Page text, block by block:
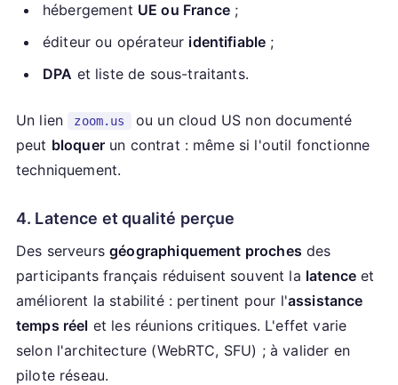
hébergement UE ou France;
éditeur ou opérateur identifiable ;
DPA et liste de sous-traitants.
Un lien zoom.us
ou un cloud US non documenté
peut bloquerun contrat : même si l'outil fonctionne
techniquement.
4. Latence et qualité perçue
Des serveursgéographiquement proches des
participants français réduisent souvent la latence et
améliorent la stabilité : pertinent pour l'assistance
temps réel et les réunions critiques. L'effet varie
selon l'architecture (WebRTC, SFU) ; à valider en
pilote réseau.